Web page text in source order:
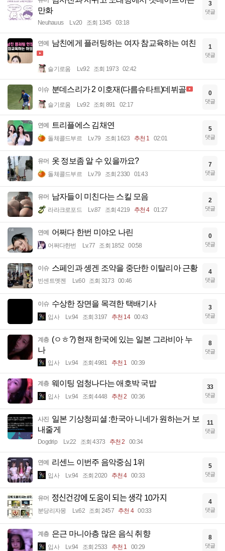
만화
Neuhauus Lv.20 조회 1345 03:18
3
댓글
연예 남친에게 플러팅하는 여자 참교육하는 여친
슬기로움 Lv.92 조회 1973 02:42
1
댓글
이슈 분데스리가 2 이호재(다름슈타트)데뷔골
슬기로움 Lv.92 조회 891 02:17
0
댓글
연예 트리플에스 김채연
돌체콜드부르 Lv.79 조회 1623 추천 1 02:01
5
댓글
유머 옷 정보좀 알 수 있을까요?
돌체콜드부르 Lv.79 조회 2330 01:43
7
댓글
유머 남자들이 미친다는 스킬 모음
라라크로포드 Lv.87 조회 4219 추천 4 01:27
2
댓글
연예 어쩌다 한번 미야오 나린
어쩌다한번 Lv.77 조회 1852 00:58
0
댓글
이슈 스페인과 솅겐 조약을 중단한 이탈리아 근황
빈센트멧젠 Lv.60 조회 3173 00:46
4
댓글
이슈 수상한 장면을 목격한 택배기사
입사 Lv.94 조회 3197 추천 14 00:43
3
댓글
계층 (ㅇㅎ?) 현재 한국에 있는 일본 그라비아 누
나
입사 Lv.94 조회 4981 추천 1 00:39
8
댓글
계층 웨이팅 엄청나다는 애호박 국밥
입사 Lv.94 조회 4448 추천 2 00:36
33
댓글
사진 일본 기상청피셜 :한국아 니네가 원하는거 보
내줄게
Dogdrip Lv.22 조회 4373 추천 2 00:34
11
댓글
연예 리센느 이번주 음악중심 1위
입사 Lv.94 조회 2020 추천 4 00:33
5
댓글
유머 정신건강에 도움이 되는 생각 10가지
분당리자몽 Lv.62 조회 2457 추천 4 00:33
4
댓글
계층 은근 마니아층 많은 음식 취향
입사 Lv.94 조회 2533 추천 1 00:29
8
댓글